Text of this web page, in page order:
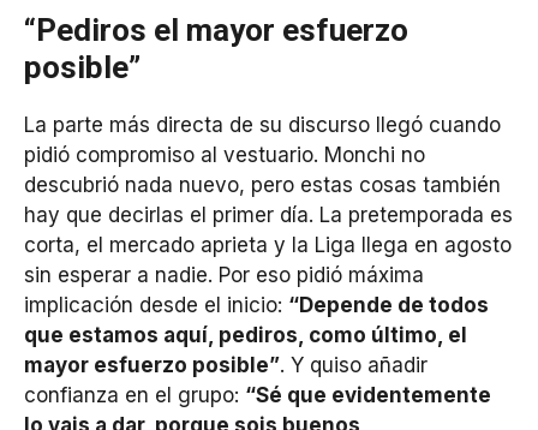
“Pediros el mayor esfuerzo
posible”
La parte más directa de su discurso llegó cuando
pidió compromiso al vestuario. Monchi no
descubrió nada nuevo, pero estas cosas también
hay que decirlas el primer día. La pretemporada es
corta, el mercado aprieta y la Liga llega en agosto
sin esperar a nadie. Por eso pidió máxima
implicación desde el inicio: “Depende de todos
que estamos aquí, pediros, como último, el
mayor esfuerzo posible”. Y quiso añadir
confianza en el grupo: “Sé que evidentemente
lo vais a dar, porque sois buenos